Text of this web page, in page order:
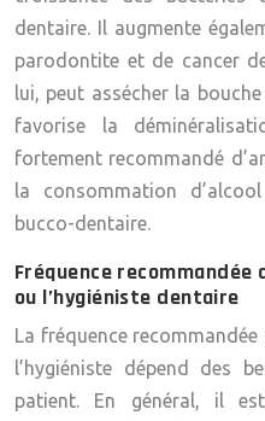
dentaire. Il augmente
parodontite et de cancer
lui, peut assécher la
favorise la
fortement recommandé
la consommation
bucco-dentaire.
Fréquence
ou l’hygiéniste dentaire
La fréquence
l’hygiéniste dépend des
patient. En général, il